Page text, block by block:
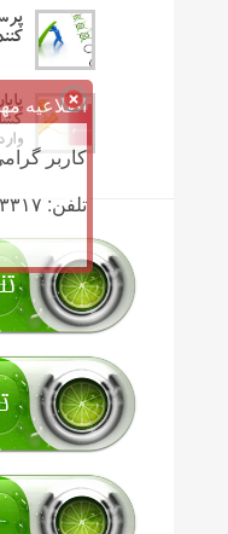
اطلاعیه
کاربر
تلفن: ۰۹۱۴۷۵۰۳۳۱۷ (تلگرام یا تماس)